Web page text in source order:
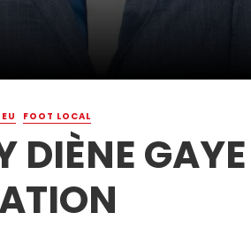
FOOT LOCAL
DIÈNE